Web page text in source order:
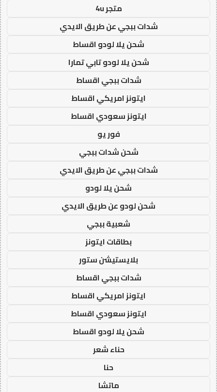
متجر 4u
شدات ببجي عن طريق الايدي
شحن يلا لودو اقساط
شحن يلا لودو تابي تمارا
شدات ببجي اقساط
ايتونز امريكي اقساط
ايتونز سعودي اقساط
فور يو
شحن شدات ببجي
شدات ببجي عن طريق الايدي
شحن يلا لودو
شحن لودو عن طريق الايدي
شعبية ببجي
بطاقات ايتونز
بلايستيشن ستور
شدات ببجي اقساط
ايتونز امريكي اقساط
ايتونز سعودي اقساط
شحن يلا لودو اقساط
حناء شعر
حنا
ماتشا